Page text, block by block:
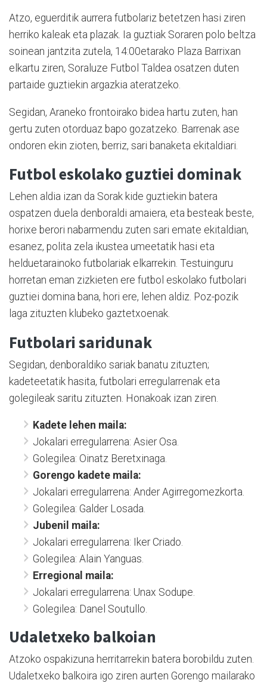
Atzo, eguerditik aurrera futbolariz betetzen hasi ziren
herriko kaleak eta plazak. Ia guztiak Soraren polo beltza
soinean jantzita zutela, 14:00etarako Plaza Barrixan
elkartu ziren, Soraluze Futbol Taldea osatzen duten
partaide guztiekin argazkia ateratzeko.
Segidan, Araneko frontoirako bidea hartu zuten, han
gertu zuten otorduaz bapo gozatzeko. Barrenak ase
ondoren ekin zioten, berriz, sari banaketa ekitaldiari.
Futbol eskolako guztiei dominak
Lehen aldia izan da Sorak kide guztiekin batera
ospatzen duela denboraldi amaiera, eta besteak beste,
horixe berori nabarmendu zuten sari emate ekitaldian,
esanez, polita zela ikustea umeetatik hasi eta
helduetarainoko futbolariak elkarrekin. Testuinguru
horretan eman zizkieten ere futbol eskolako futbolari
guztiei domina bana, hori ere, lehen aldiz. Poz-pozik
laga zituzten klubeko gaztetxoenak.
Futbolari saridunak
Segidan, denboraldiko sariak banatu zituzten;
kadeteetatik hasita, futbolari erregularrenak eta
golegileak saritu zituzten. Honakoak izan ziren.
Kadete lehen maila:
Jokalari erregularrena: Asier Osa.
Golegilea: Oinatz Beretxinaga.
Gorengo kadete maila:
Jokalari erregularrena: Ander Agirregomezkorta.
Golegilea: Galder Losada.
Jubenil maila:
Jokalari erregularrena: Iker Criado.
Golegilea: Alain Yanguas.
Erregional maila:
Jokalari erregularrena: Unax Sodupe.
Golegilea: Danel Soutullo.
Udaletxeko balkoian
Atzoko ospakizuna herritarrekin batera borobildu zuten.
Udaletxeko balkoira igo ziren aurten Gorengo mailarako